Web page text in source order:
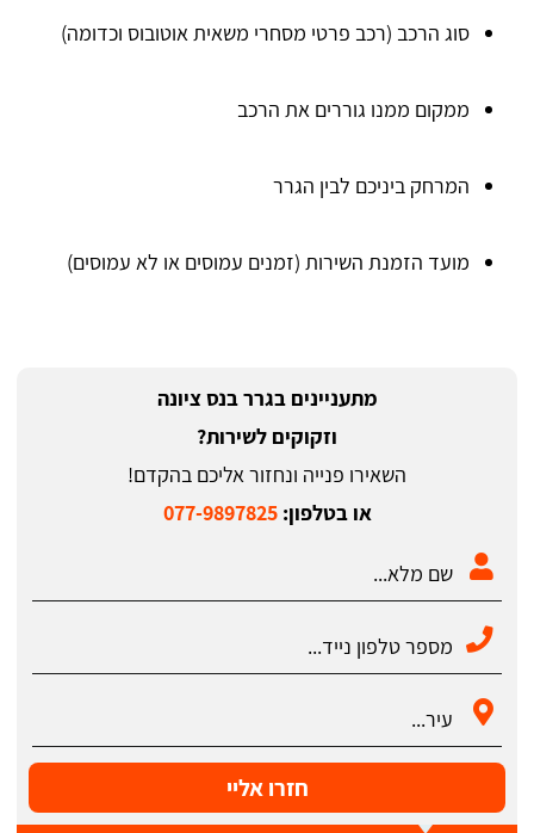
סוג הרכב (רכב פרטי מסחרי משאית אוטובוס וכדומה)
ממקום ממנו גוררים את הרכב
המרחק ביניכם לבין הגרר
מועד הזמנת השירות (זמנים עמוסים או לא עמוסים)
מתעניינים בגרר בנס ציונה
וזקוקים לשירות?
השאירו פנייה ונחזור אליכם בהקדם!
או בטלפון:077-9897825
חזרו אליי